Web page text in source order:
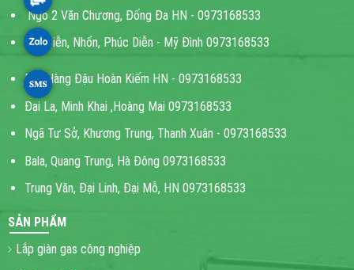
Ngõ 2 Văn Chương, Đống Đa HN - 0973168533
Cầu Diễn, Nhổn, Phúc Diễn - Mỹ Đình 0973168533
Bốt Hàng Đậu Hoàn Kiếm HN - 0973168533
Đại La, Minh Khai ,Hoàng Mai 0973168533
Ngã Tư Sở, Khương Trung, Thanh Xuân - 0973168533
Bala, Quang Trung, Hà Đông 0973168533
Trung Văn, Đại Linh, Đại Mỗ, HN 0973168533
SẢN PHẨM
Lắp giàn gas công nghiệp